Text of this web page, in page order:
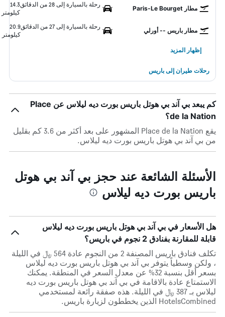
مطار Paris-Le Bourget
رحلة بالسيارة إلى 28 من الدقائق
14.3
كيلومتر
مطار باريس -- أورلي
رحلة بالسيارة إلى 27 من الدقائق
20.9
كيلومتر
إظهار المزيد
رحلات طيران إلى باريس
كم يبعد بي آند بي هوتل باريس بورت ديه ليلاس عن Place
de la Nation؟
يقع Place de la Nation المشهور على بعد أكثر من 3.6 كم بقليل
من بي آند بي هوتل باريس بورت ديه ليلاس.
الأسئلة الشائعة عند حجز بي آند بي هوتل
باريس بورت ديه ليلاس
هل الأسعار في بي آند بي هوتل باريس بورت ديه ليلاس
قابلة للمقارنة بفنادق 2 نجوم في باريس؟
تكلف فنادق باريس المصنفة 2 من النجوم عادة 564 ﷼ في الليلة
، ولكن وسطياً يتوفر بي آند بي هوتل باريس بورت ديه ليلاس
بسعر أقل بنسبة 32% عن معدل السعر في المنطقة. يمكنك
الاستمتاع عادة بالاقامة في بي آند بي هوتل باريس بورت ديه
ليلاس بـ 387 ﷼ في الليلة. هذه صفقة رائعة لمستخدمي
HotelsCombined الذين يخططون لزيارة باريس.